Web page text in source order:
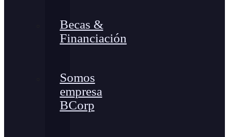
Becas &
Financiación
Somos
empresa
BCorp